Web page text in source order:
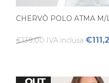
CHERVÒ POLO ATMA
€139,00 IVA inclusa